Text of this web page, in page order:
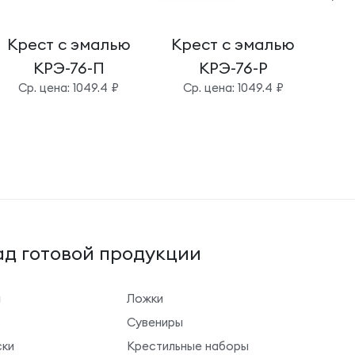
Крест с эмалью
КРЭ-76-П
Cр. цена: 1049.4 ₽
Крест с эмалью
КРЭ-76-Р
Cр. цена: 1049.4 ₽
готовой продукции
Ложки
Сувениры
Крестильные наборы